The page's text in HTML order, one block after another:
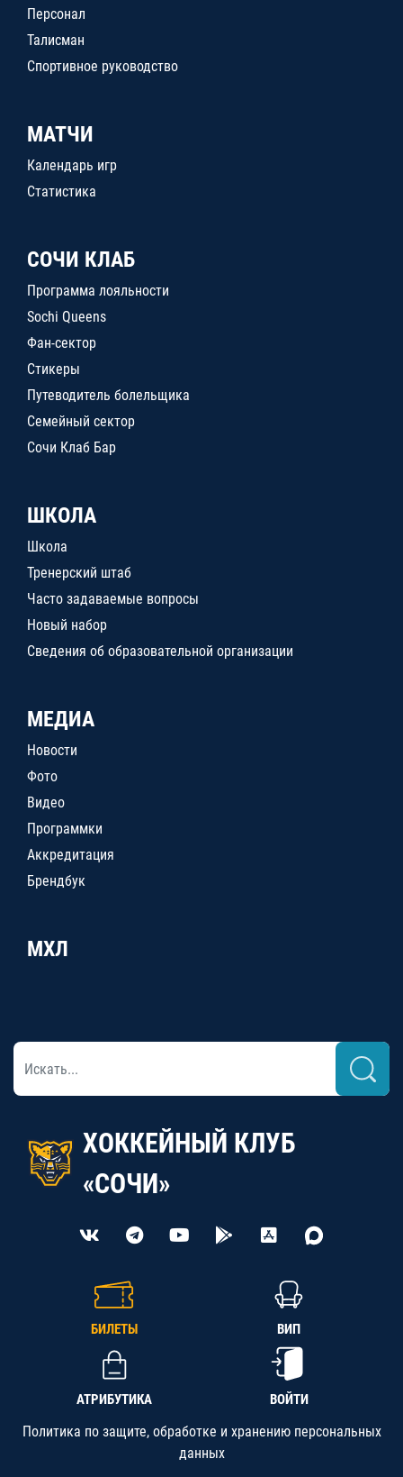
Персонал
Талисман
Спортивное руководство
МАТЧИ
Календарь игр
Статистика
СОЧИ КЛАБ
Программа лояльности
Sochi Queens
Фан-сектор
Стикеры
Путеводитель болельщика
Семейный сектор
Сочи Клаб Бар
ШКОЛА
Школа
Тренерский штаб
Часто задаваемые вопросы
Новый набор
Сведения об образовательной организации
МЕДИА
Новости
Фото
Видео
Программки
Аккредитация
Брендбук
МХЛ
ХОККЕЙНЫЙ КЛУБ
«СОЧИ»
БИЛЕТЫ ВИП
АТРИБУТИКА ВОЙТИ
Политика по защите, обработке и хранению персональных
данных